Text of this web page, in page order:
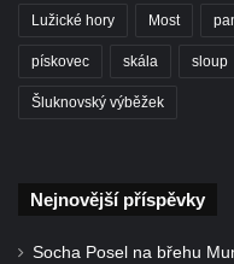
Lužické hory Most
pískovec skála sloup
Šluknovský výběžek
Nejnovější příspěvky
Socha Posel na břehu